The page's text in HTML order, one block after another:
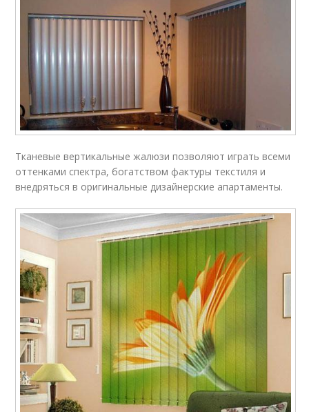
Тканевые вертикальные жалюзи позволяют играть всеми
оттенками спектра, богатством фактуры текстиля и
внедряться в оригинальные дизайнерские апартаменты.